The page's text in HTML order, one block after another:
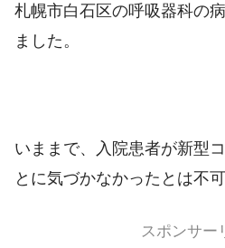
札幌市白石区の呼吸器科の
ました。
いままで、入院患者が新型
とに気づかなかったとは不可
スポンサー